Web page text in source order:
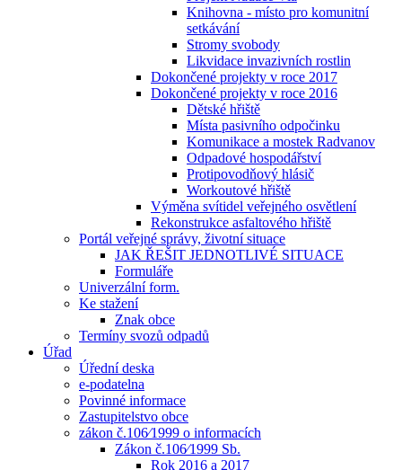
Knihovna - místo pro komunitní
setkávání
Stromy svobody
Likvidace invazivních rostlin
Dokončené projekty v roce 2017
Dokončené projekty v roce 2016
Dětské hřiště
Místa pasivního odpočinku
Komunikace a mostek Radvanov
Odpadové hospodářství
Protipovodňový hlásič
Workoutové hřiště
Výměna svítidel veřejného osvětlení
Rekonstrukce asfaltového hřiště
Portál veřejné správy, životní situace
JAK ŘEŠIT JEDNOTLIVÉ SITUACE
Formuláře
Univerzální form.
Ke stažení
Znak obce
Termíny svozů odpadů
Úřad
Úřední deska
e-podatelna
Povinné informace
Zastupitelstvo obce
zákon č.106⁄1999 o informacích
Zákon č.106⁄1999 Sb.
Rok 2016 a 2017